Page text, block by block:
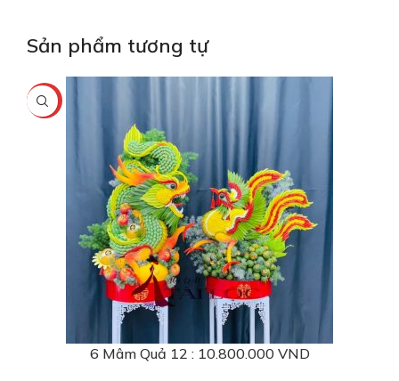
Sản phẩm tương tự
-2%
6 Mâm Quả 12 : 10.800.000 VND